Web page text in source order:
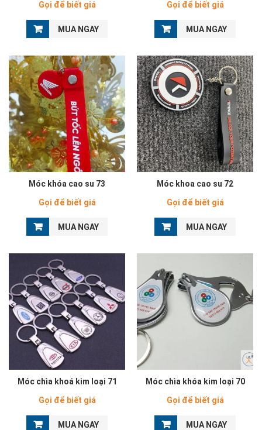
Gọi để biết giá
MUA NGAY
Gọi để biết giá
MUA NGAY
Móc khóa cao su 73
Gọi để biết giá
MUA NGAY
Móc khoa cao su 72
Gọi để biết giá
MUA NGAY
Móc chìa khoá kim loại 71
Gọi để biết giá
MUA NGAY
Móc chìa khóa kim loại 70
Gọi để biết giá
MUA NGAY